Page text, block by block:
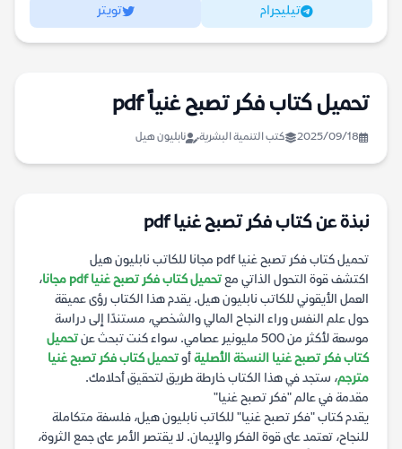
تيليجرام تويتر
تحميل كتاب فكر تصبح غنياً pdf
2025/09/18 كتب التنمية البشرية نابليون هيل
نبذة عن كتاب فكر تصبح غنيا pdf
تحميل كتاب فكر تصبح غنيا pdf مجانا للكاتب نابليون هيل
اكتشف قوة التحول الذاتي معتحميل كتاب فكر تصبح غنيا pdf مجانا
،
العمل الأيقوني للكاتب نابليون هيل. يقدم هذا الكتاب رؤى عميقة
حول علم النفس وراء النجاح المالي والشخصي، مستندًا إلى دراسة
موسعة لأكثر من 500 مليونير عصامي. سواء كنت تبحث عن
تحميل
كتاب فكر تصبح غنيا النسخة الأصليةأوتحميل كتاب فكر تصبح غنيا
مترجم، ستجد في هذا الكتاب خارطة طريق لتحقيق أحلامك.
مقدمة في عالم "فكر تصبح غنيا"
يقدم كتاب "فكر تصبح غنيا" للكاتب نابليون هيل، فلسفة متكاملة
للنجاح، تعتمد على قوة الفكر والإيمان. لا يقتصر الأمر على جمع الثروة،